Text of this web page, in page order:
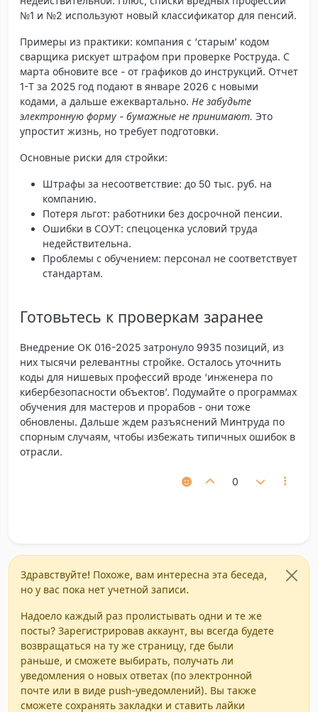
№1 и №2 используют новый классификатор для пенсий.
Примеры из практики: компания с ‘старым’ кодом
сварщика рискует штрафом при проверке Роструда. С
марта обновите все - от графиков до инструкций. Отчет
1-Т за 2025 год подают в январе 2026 с новыми
кодами, а дальше ежеквартально. Не забудьте
электронную форму - бумажные не принимают. Это
упростит жизнь, но требует подготовки.
Основные риски для стройки:
Штрафы за несоответствие: до 50 тыс. руб. на
компанию.
Потеря льгот: работники без досрочной пенсии.
Ошибки в СОУТ: спецоценка условий труда
недействительна.
Проблемы с обучением: персонал не соответствует
стандартам.
Готовьтесь к проверкам заранее
Внедрение ОК 016-2025 затронуло 9935 позиций, из
них тысячи релевантны стройке. Осталось уточнить
коды для нишевых профессий вроде ‘инженера по
кибербезопасности объектов’. Подумайте о программах
обучения для мастеров и прорабов - они тоже
обновлены. Дальше ждем разъяснений Минтруда по
спорным случаям, чтобы избежать типичных ошибок в
отрасли.
0
Здравствуйте! Похоже, вам интересна эта беседа,
но у вас пока нет учетной записи.
Надоело каждый раз пролистывать одни и те же
посты? Зарегистрировав аккаунт, вы всегда будете
возвращаться на ту же страницу, где были
раньше, и сможете выбирать, получать ли
уведомления о новых ответах (по электронной
почте или в виде push-уведомлений). Вы также
сможете сохранять закладки и ставить лайки